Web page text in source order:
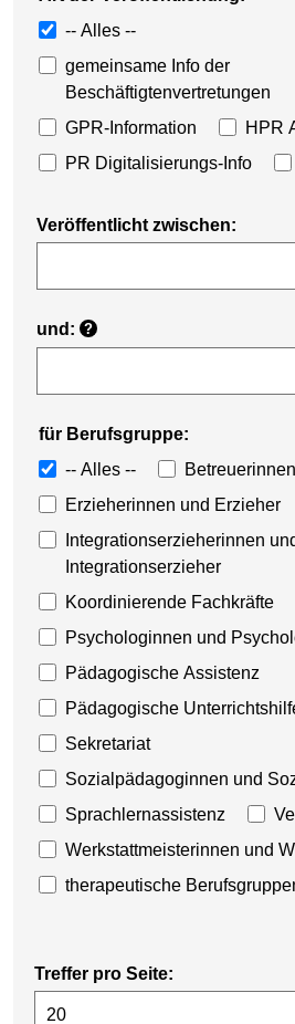
-- Alles --
gemeinsame Info der
Beschäftigtenvertretungen
GPR-Information
HPR
PR Digitalisierungs-Info
Veröffentlicht zwischen:
und: ?
für Berufsgruppe:
-- Alles --
Erzieherinnen und Erzieher
Integrationserzieherinnen
Integrationserzieher
Koordinierende Fachkräfte
Psychologinnen und
Pädagogische Assistenz
Pädagogische
Sekretariat
Sozialpädagoginnen und
Sprachlernassistenz
Werkstattmeisterinnen und
therapeutische
Treffer pro Seite: